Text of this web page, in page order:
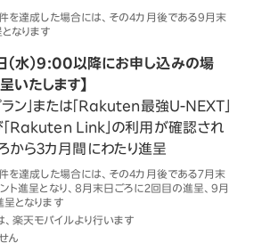
を達成した場合には、その4カ月後である9月末
なります
（水）9:00以降にお申し込みの場
いたします】
ン」または「Rakuten最強U-NEXT」
Rakuten Link」の利用が確認され
から3カ月間にわたり進呈
を達成した場合には、その4カ月後である7月末
ト進呈となり、8月末日ごろに2回目の進呈、9月
となります
楽天モバイルより行います
ん